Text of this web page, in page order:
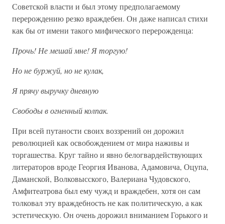
Советской власти и был этому предполагаемому
перерождению резко враждебен. Он даже написал стихи
как бы от имени такого мифического перерожденца:
Прочь! Не мешай мне! Я торгую!
Но не буржуй, но не кулак,
Я прячу выручку дневную
Свободы в огненный колпак.
При всей путаности своих воззрений он дорожил
революцией как освобождением от мира наживы и
торгашества. Круг тайно и явно белогвардействующих
литераторов вроде Георгия Иванова, Адамовича, Оцупа,
Даманской, Волковысского, Валериана Чудовского,
Амфитеатрова был ему чужд и враждебен, хотя он сам
толковал эту враждебность не как политическую, а как
эстетическую. Он очень дорожил вниманием Горького и